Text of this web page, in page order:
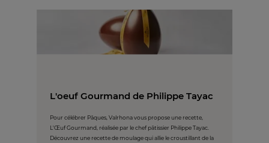
L'oeuf Gourmand de Philippe Tayac
Pour célébrer Pâques, Valrhona vous propose une recette,
L'Œuf Gourmand, réalisée par le chef pâtissier Philippe Tayac.
Découvrez une recette de moulage qui allie le croustillant de la